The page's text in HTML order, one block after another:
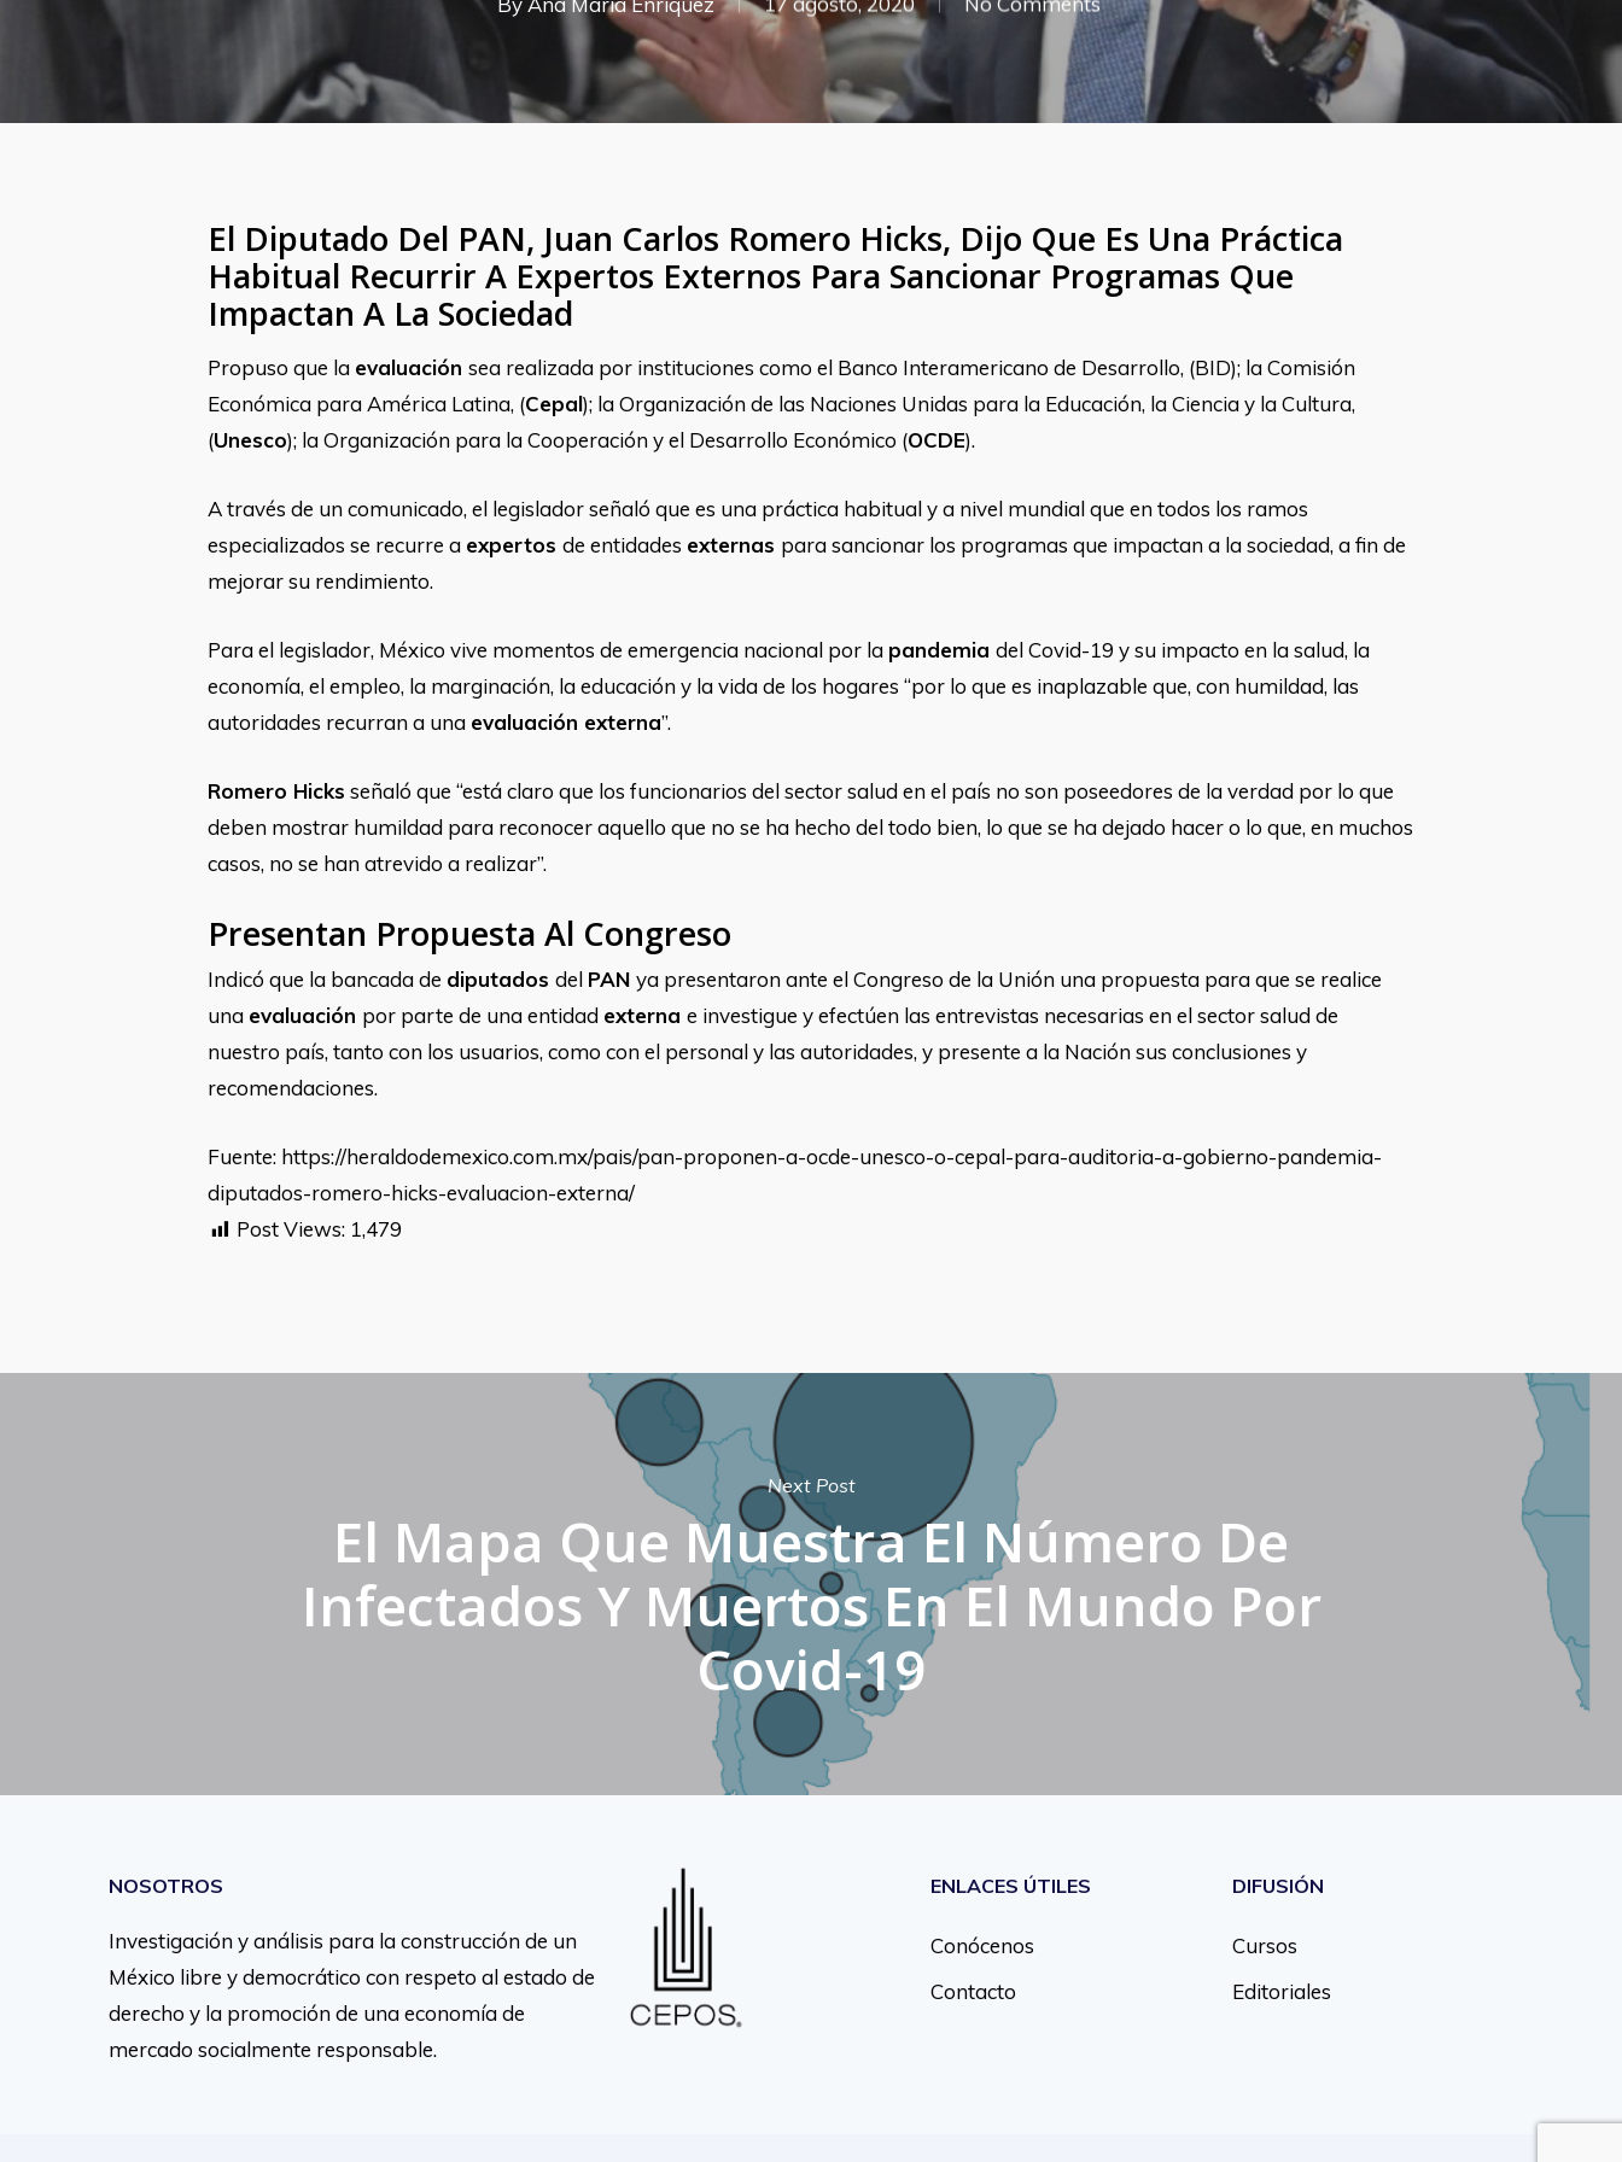
El Diputado Del PAN, Juan Carlos Romero Hicks, Dijo Que Es Una Práctica
Habitual Recurrir A Expertos Externos Para Sancionar Programas Que
Impactan A La Sociedad
Propuso que la evaluación sea realizada por instituciones como el Banco Interamericano de Desarrollo, (BID); la Comisión
Económica para América Latina, (Cepal); la Organización de las Naciones Unidas para la Educación, la Ciencia y la Cultura,
(Unesco); la Organización para la Cooperación y el Desarrollo Económico (OCDE).
A través de un comunicado, el legislador señaló que es una práctica habitual y a nivel mundial que en todos los ramos
especializados se recurre a expertos de entidades externas para sancionar los programas que impactan a la sociedad, a fin de
mejorar su rendimiento.
Para el legislador, México vive momentos de emergencia nacional por la pandemia del Covid-19 y su impacto en la salud, la
economía, el empleo, la marginación, la educación y la vida de los hogares “por lo que es inaplazable que, con humildad, las
autoridades recurran a una evaluación externa”.
Romero Hicks señaló que “está claro que los funcionarios del sector salud en el país no son poseedores de la verdad por lo que
deben mostrar humildad para reconocer aquello que no se ha hecho del todo bien, lo que se ha dejado hacer o lo que, en muchos
casos, no se han atrevido a realizar”.
Presentan Propuesta Al Congreso
Indicó que la bancada de diputados del PAN ya presentaron ante el Congreso de la Unión una propuesta para que se realice
una evaluación por parte de una entidad externa e investigue y efectúen las entrevistas necesarias en el sector salud de
nuestro país, tanto con los usuarios, como con el personal y las autoridades, y presente a la Nación sus conclusiones y
recomendaciones.
Fuente: https://heraldodemexico.com.mx/pais/pan-proponen-a-ocde-unesco-o-cepal-para-auditoria-a-gobierno-pandemia-
diputados-romero-hicks-evaluacion-externa/
Post Views: 1,479
Next Post
El Mapa Que Muestra El Número De
Infectados Y Muertos En El Mundo Por
Covid-19
NOSOTROS
Investigación y análisis para la construcción de un
México libre y democrático con respeto al estado de
derecho y la promoción de una economía de
mercado socialmente responsable.
ENLACES ÚTILES
Conócenos
Contacto
DIFUSIÓN
Cursos
Editoriales